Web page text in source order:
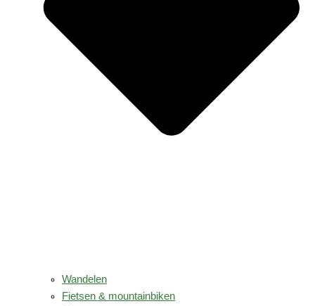
Wandelen
Fietsen & mountainbiken